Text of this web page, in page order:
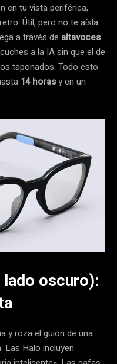
en tu vista periférica,
Útil, pero no te aísla
a través de altavoces
a la IA sin que el de
taponados. Todo esto
14 horasy en un
lado oscuro):
y roza el guion de una
Las Halo incluyen